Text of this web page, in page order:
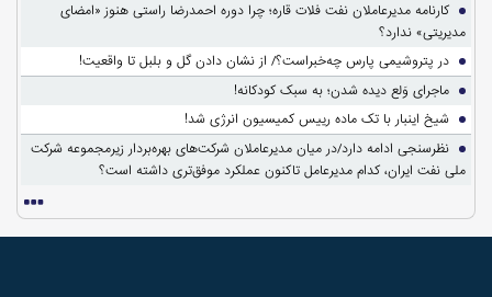
کارنامه مدیرعاملان نفت فلات قاره؛ چرا دوره احمدرضا راستی هنوز «امضای
مدیریتی» ندارد؟
در پتروشیمی پارس چه‌خبراست؟/ از نشان دادن گل و بلبل تا واقعیت!
ماجرای وَلع دیده شدن؛ به سبک کودکانه!
شیخ اینبار با تک ماده رییس کمیسیون انرژی شد!
نظرسنجی ادامه دارد/در میان مدیرعاملان شرکت‌های بهره‌بردار زیرمجموعه شرکت
ملی نفت ایران، کدام مدیرعامل تاکنون عملکرد موفق‌تری داشته است؟